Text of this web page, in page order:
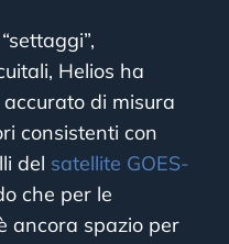
Helios ha
di misura
consistenti con
del satellite GOES-
che per le
ancora spazio per